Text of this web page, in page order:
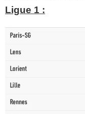
Ligue 1 :